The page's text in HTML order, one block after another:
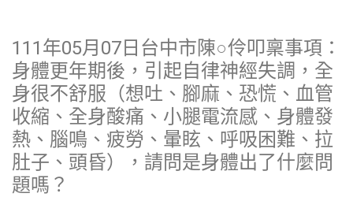
111年05月07日台中市陳○伶叩稟事項：
身體更年期後，引起自律神經失調，全
身很不舒服（想吐、腳麻、恐慌、血管
收縮、全身酸痛、小腿電流感、身體發
熱、腦鳴、疲勞、暈眩、呼吸困難、拉
肚子、頭昏），請問是身體出了什麼問
題嗎？